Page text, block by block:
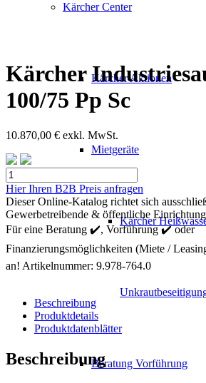
Kärcher Center
Kärcher Aktionen
Mietgeräte
Kärcher
Beratung Vorführung
Kärcher
100/75 Pp Sc
10.870,00 € exkl. MwSt.
Kärcher
Industriesauger
IVR
100/75
Pp
Sc
Menge
Hier Ihren B2B Preis anfragen
Dieser Online-Katalog richtet sich
Gewerbetreibende & öffentliche
Für eine Beratung ✔️, Vorführung ✔️ oder
Finanzierungsmöglichkeiten (Miete /
an! Artikelnummer: 9.978-764.0
Beschreibung
Produktdetails
Produktdatenblätter
Beschreibung